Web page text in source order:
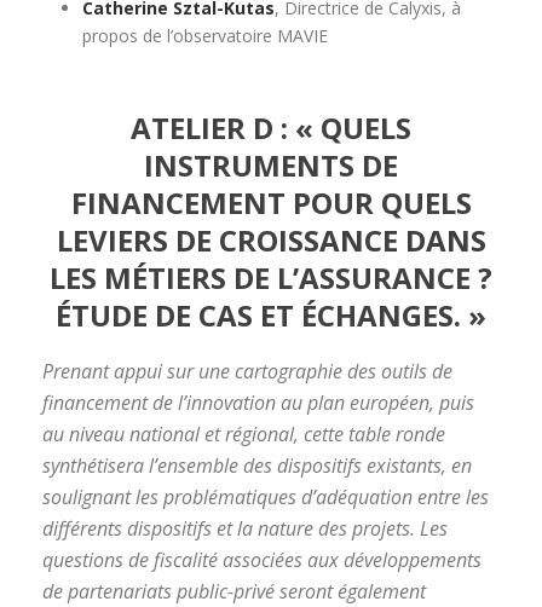
Catherine Sztal-Kutas, Directrice de Calyxis, à
propos de l’observatoire MAVIE
ATELIER D : « QUELS
INSTRUMENTS DE
FINANCEMENT POUR QUELS
LEVIERS DE CROISSANCE DANS
LES MÉTIERS DE L’ASSURANCE ?
ÉTUDE DE CAS ET ÉCHANGES. »
Prenant appui sur une cartographie des outils de
financement de l’innovation au plan européen, puis
au niveau national et régional, cette table ronde
synthétisera l’ensemble des dispositifs existants, en
soulignant les problématiques d’adéquation entre les
différents dispositifs et la nature des projets. Les
questions de fiscalité associées aux développements
de partenariats public-privé seront également